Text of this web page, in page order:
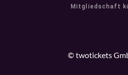
Mitgliedschaft
© twotickets